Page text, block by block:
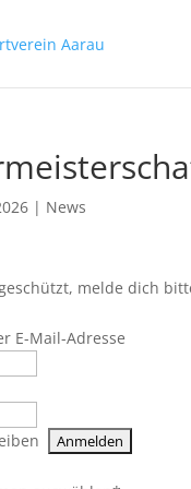
| News
melde dich
E-Mail-Adresse